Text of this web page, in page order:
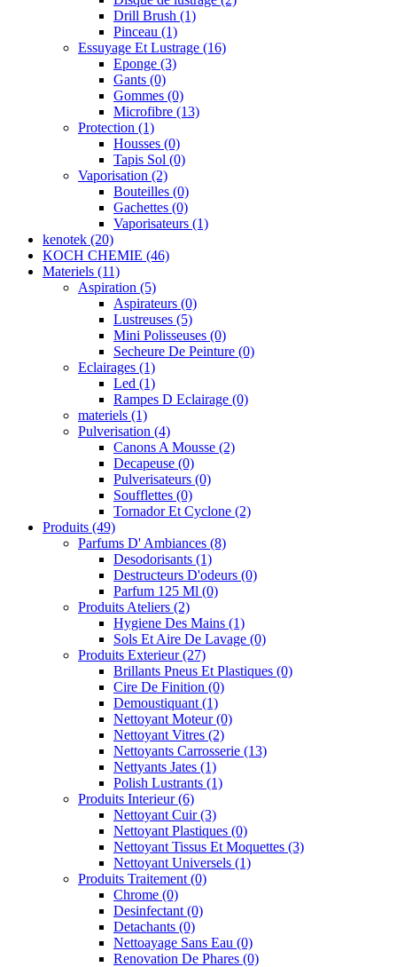
Drill Brush (1)
Pinceau (1)
Essuyage Et Lustrage (16)
Eponge (3)
Gants (0)
Gommes (0)
Microfibre (13)
Protection (1)
Housses (0)
Tapis Sol (0)
Vaporisation (2)
Bouteilles (0)
Gachettes (0)
Vaporisateurs (1)
kenotek (20)
KOCH CHEMIE (46)
Materiels (11)
Aspiration (5)
Aspirateurs (0)
Lustreuses (5)
Mini Polisseuses (0)
Secheure De Peinture (0)
Eclairages (1)
Led (1)
Rampes D Eclairage (0)
materiels (1)
Pulverisation (4)
Canons A Mousse (2)
Decapeuse (0)
Pulverisateurs (0)
Soufflettes (0)
Tornador Et Cyclone (2)
Produits (49)
Parfums D' Ambiances (8)
Desodorisants (1)
Destructeurs D'odeurs (0)
Parfum 125 Ml (0)
Produits Ateliers (2)
Hygiene Des Mains (1)
Sols Et Aire De Lavage (0)
Produits Exterieur(27)
Brillants Pneus Et Plastiques (0)
Cire De Finition (0)
Demoustiquant (1)
Nettoyant Moteur(0)
Nettoyant Vitres (2)
Nettoyants Carrosserie (13)
Nettyants Jates (1)
Polish Lustrants (1)
Produits Interieur(6)
Nettoyant Cuir(3)
Nettoyant Plastiques (0)
Nettoyant Tissus Et Moquettes (3)
Nettoyant Universels (1)
Produits Traitement (0)
Chrome (0)
Desinfectant (0)
Detachants (0)
Nettoayage Sans Eau (0)
Renovation De Phares (0)